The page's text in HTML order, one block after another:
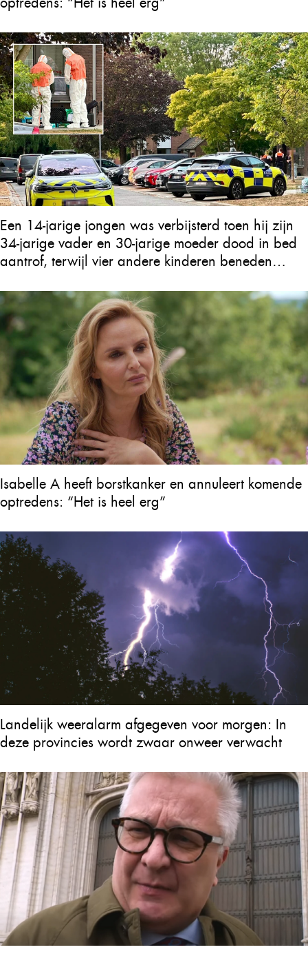
Een 14-jarige jongen was verbijsterd toen hij zijn
34-jarige vader en 30-jarige moeder dood in bed
aantrof, terwijl vier andere kinderen beneden
Isabelle A heeft borstkanker en annuleert komende
optredens: “Het is heel erg”
Landelijk weeralarm afgegeven voor morgen: In
deze provincies wordt zwaar onweer verwacht